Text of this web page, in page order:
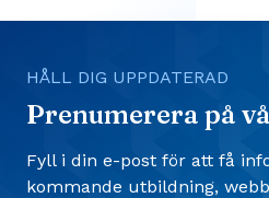
HÅLL DIG UPPDATERAD
Prenumerera på
Fyll i din e-post för att få
kommande utbildning,